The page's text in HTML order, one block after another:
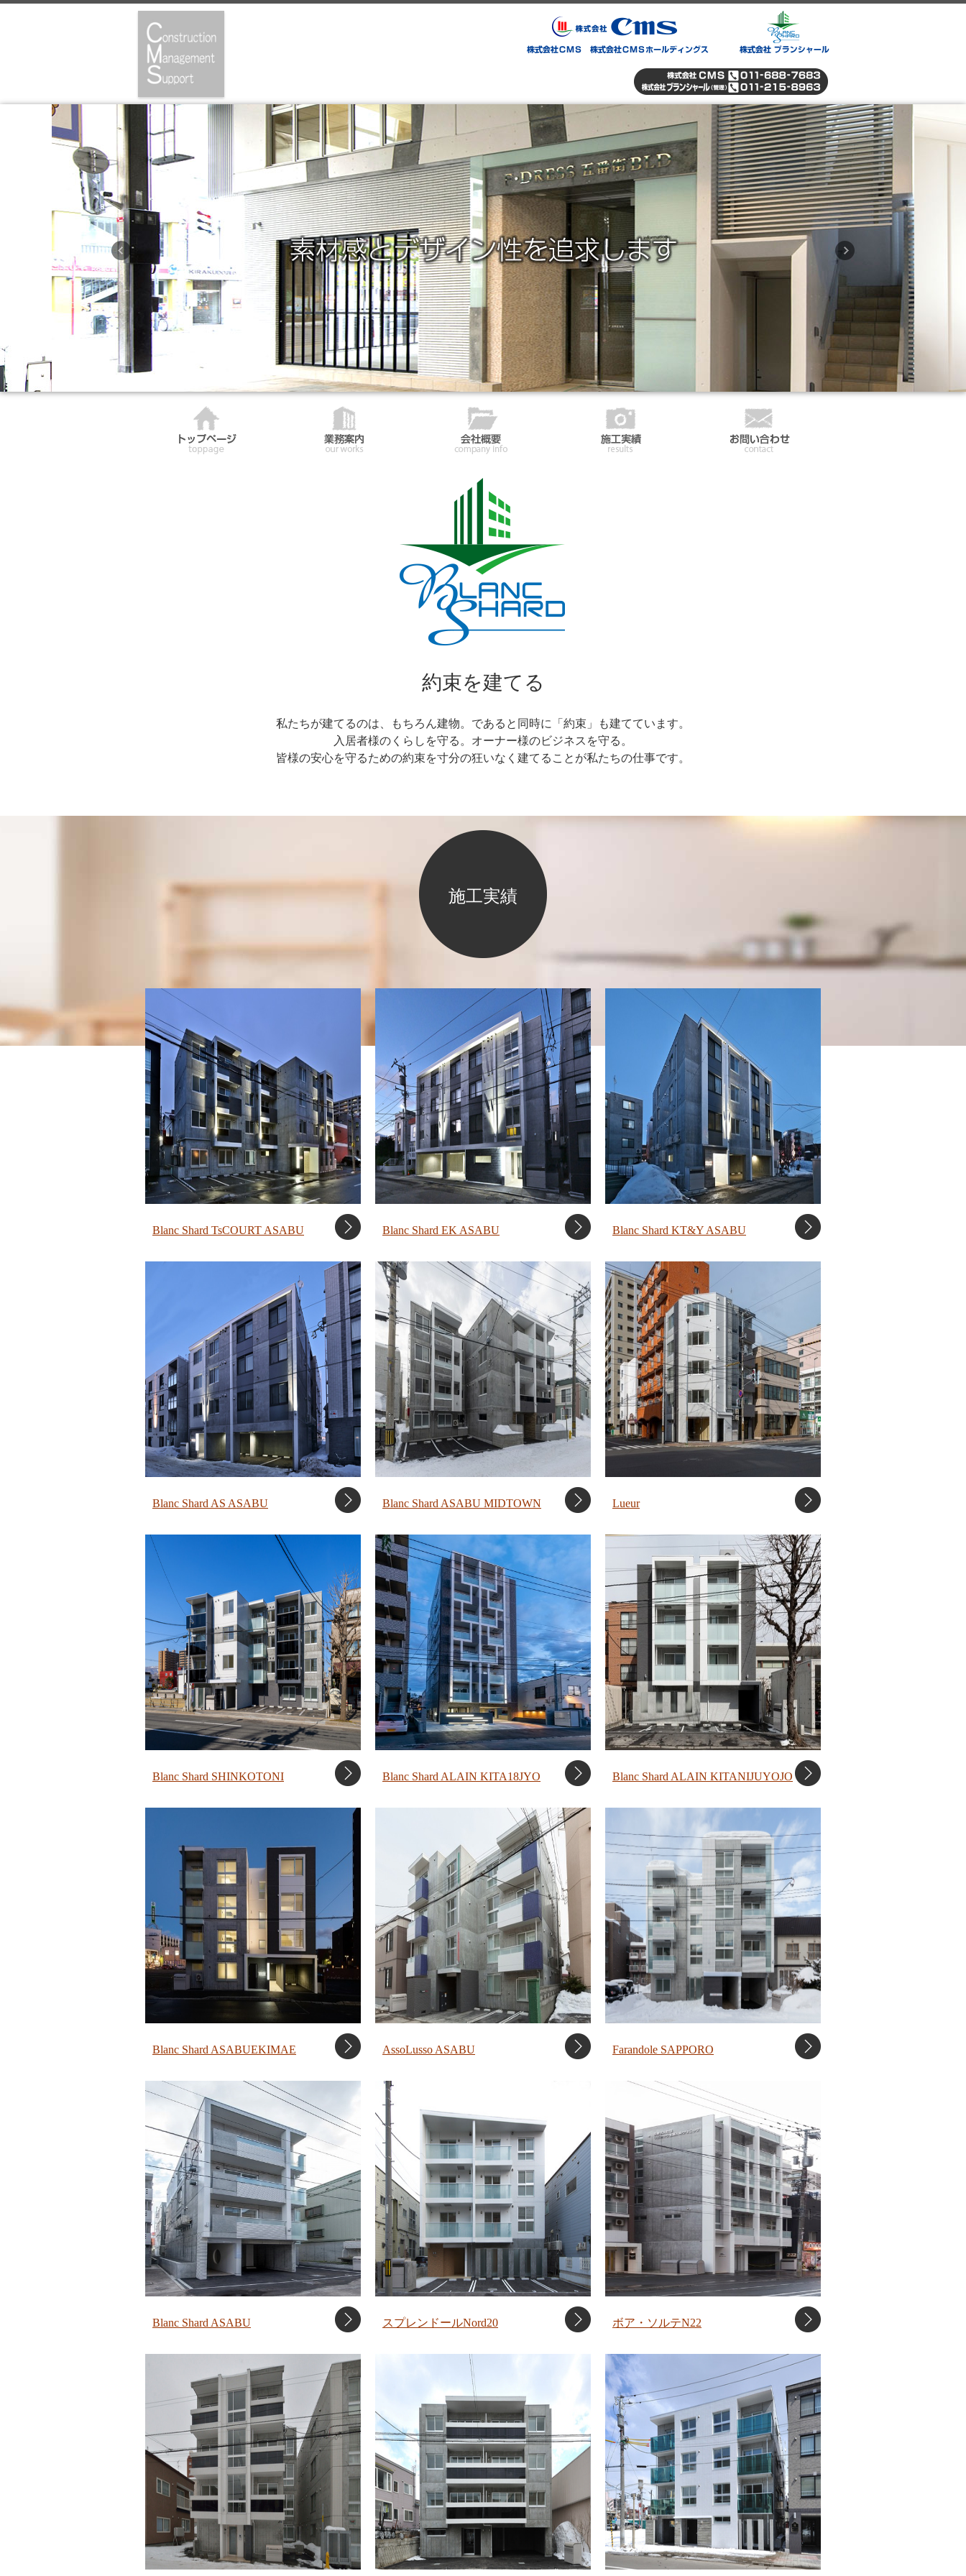
約束を建てる
私たちが建てるのは、もちろん建物。であると同時に「約束」も建てています。
入居者様のくらしを守る。オーナー様のビジネスを守る。
皆様の安心を守るための約束を寸分の狂いなく建てることが私たちの仕事です。
施工実績
Blanc Shard TsCOURT ASABU Blanc Shard EK ASABU Blanc Shard KT&Y ASABU
Blanc Shard AS ASABU Blanc Shard ASABU MIDTOWN Lueur
Blanc Shard SHINKOTONI Blanc Shard ALAIN KITA18JYO Blanc Shard ALAIN KITANIJUYOJO
Blanc Shard ASABUEKIMAE AssoLusso ASABU Farandole SAPPORO
Blanc Shard ASABU スプレンドールNord20 ボア・ソルテN22